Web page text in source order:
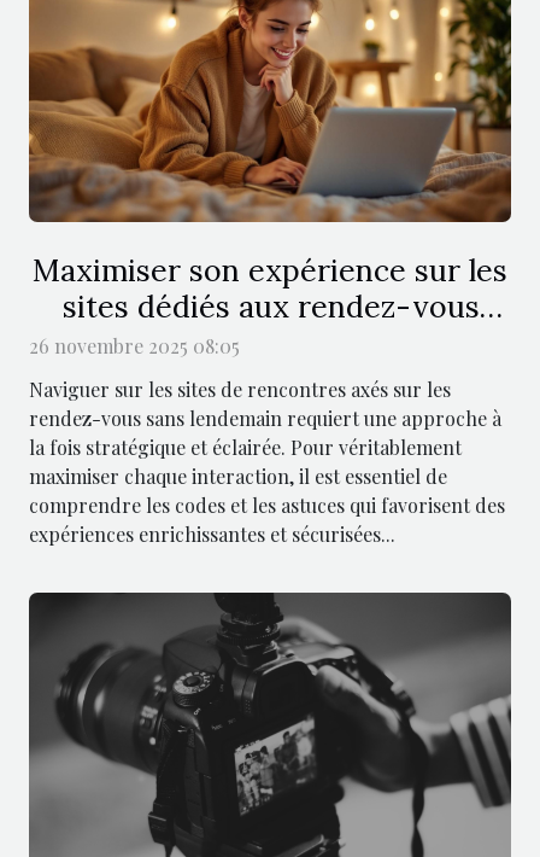
Maximiser son expérience sur les
sites dédiés aux rendez-vous
sans lendemain
26 novembre 2025 08:05
Naviguer sur les sites de rencontres axés sur les
rendez-vous sans lendemain requiert une approche à
la fois stratégique et éclairée. Pour véritablement
maximiser chaque interaction, il est essentiel de
comprendre les codes et les astuces qui favorisent des
expériences enrichissantes et sécurisées...